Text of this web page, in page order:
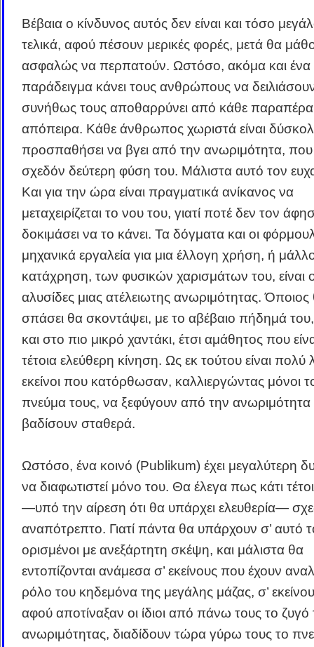
Βέβαια ο κίνδυνος αυτός δεν είναι και τόσο
τελικά, αφού πέσουν μερικές φορές, μετά θα
ασφαλώς να περπατούν. Ωστόσο, ακόμα και ένα
παράδειγμα κάνει τους ανθρώπους να
συνήθως τους αποθαρρύνει από κάθε παραπέρα
απόπειρα. Κάθε άνθρωπος χωριστά είναι
προσπαθήσει να βγει από την ανωριμότητα, που
σχεδόν δεύτερη φύση του. Μάλιστα αυτό τον
Και για την ώρα είναι πραγματικά ανίκανος να
μεταχειρίζεται το νου του, γιατί ποτέ δεν τον
δοκιμάσει να το κάνει. Τα δόγματα και οι
μηχανικά εργαλεία για μια έλλογη χρήση, ή
κατάχρηση, των φυσικών χαρισμάτων του, είναι
αλυσίδες μιας ατέλειωτης ανωριμότητας. Όποιος
σπάσει θα σκοντάψει, με το αβέβαιο πήδημά
και στο πιο μικρό χαντάκι, έτσι αμάθητος που
τέτοια ελεύθερη κίνηση. Ως εκ τούτου είναι πολύ
εκείνοι που κατόρθωσαν, καλλιεργώντας μόνοι
πνεύμα τους, να ξεφύγουν από την ανωριμότητα
βαδίσουν σταθερά.
Ωστόσο, ένα κοινό (Publikum) έχει μεγαλύτερη
να διαφωτιστεί μόνο του. Θα έλεγα πως κάτι
―υπό την αίρεση ότι θα υπάρχει ελευθερία―
αναπότρεπτο. Γιατί πάντα θα υπάρχουν σ’ αυτό
ορισμένοι με ανεξάρτητη σκέψη, και μάλιστα θα
εντοπίζονται ανάμεσα σ’ εκείνους που έχουν
ρόλο του κηδεμόνα της μεγάλης μάζας, σ’
αφού αποτίναξαν οι ίδιοι από πάνω τους το ζυγό
ανωριμότητας, διαδίδουν τώρα γύρω τους το